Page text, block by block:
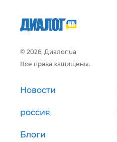
© 2026, Диалог.ua
Все права защищены.
Новости
россия
Блоги